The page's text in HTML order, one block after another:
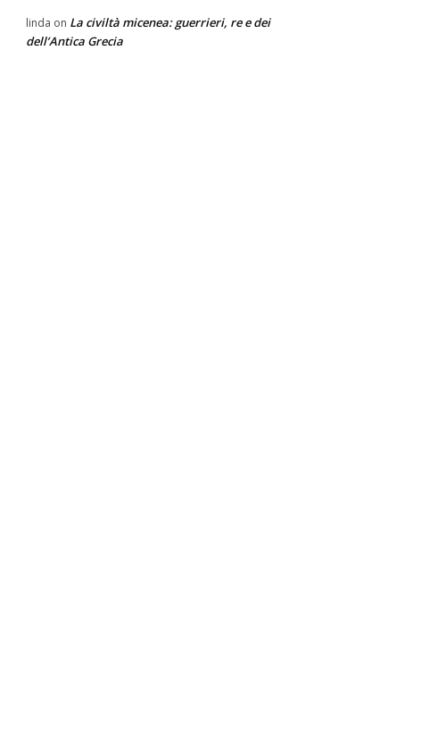
linda on La civiltà micenea: guerrieri, re e dei
dell’Antica Grecia